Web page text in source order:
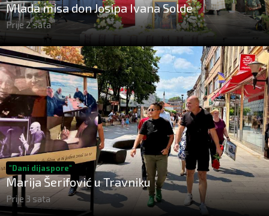
Mlada misa don Josipa Ivana Solde
Prije 2 sata
"Dani dijaspore"
Marija Šerifović u Travniku
Prije 3 sata